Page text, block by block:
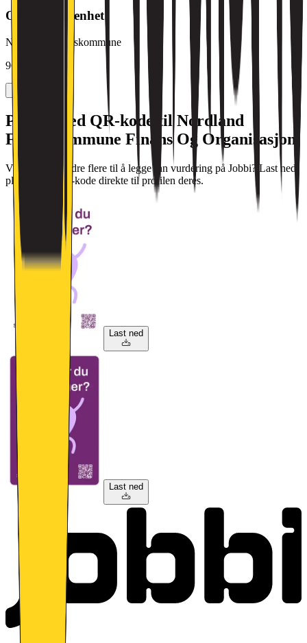
Overordnet enhet
Nordland Fylkeskommune
964 982 953
Plakat med QR-kode til Nordland
Fylkeskommune Finans Og Organisasjon
Vil dere oppfordre flere til å legge inn vurdering på Jobbi? Last ned
plakat med QR-kode direkte til profilen deres.
Last ned
Last ned